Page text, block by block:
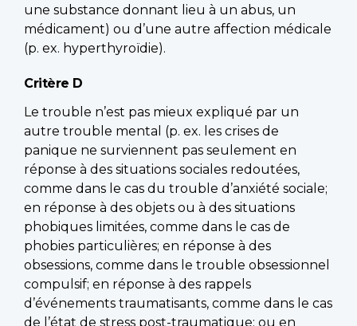
une substance donnant lieu à un abus, un
médicament) ou d’une autre affection médicale
(p. ex. hyperthyroïdie).
Critère D
Le trouble n’est pas mieux expliqué par un
autre trouble mental (p. ex. les crises de
panique ne surviennent pas seulement en
réponse à des situations sociales redoutées,
comme dans le cas du trouble d’anxiété sociale;
en réponse à des objets ou à des situations
phobiques limitées, comme dans le cas de
phobies particulières; en réponse à des
obsessions, comme dans le trouble obsessionnel
compulsif; en réponse à des rappels
d’événements traumatisants, comme dans le cas
de l’état de stress post-traumatique; ou en